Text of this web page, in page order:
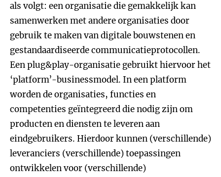
als volgt: een organisatie die gemakkelijk kan
samenwerken met andere organisaties door
gebruik te maken van digitale bouwstenen en
gestandaardiseerde communicatieprotocollen.
Een plug&play-organisatie gebruikt hiervoor het
‘platform’-businessmodel. In een platform
worden de organisaties, functies en
competenties geïntegreerd die nodig zijn om
producten en diensten te leveren aan
eindgebruikers. Hierdoor kunnen (verschillende)
leveranciers (verschillende) toepassingen
ontwikkelen voor (verschillende)